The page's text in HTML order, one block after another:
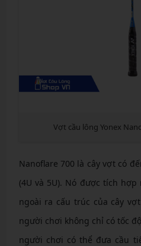
Vợt cầu lông Yonex
Nanoflare 700 là cây vợt có
(4U và 5U). Nó được tích
ngoài ra cấu trúc của cây
người chơi không chỉ có tốc
người chơi có thể đưa cầu